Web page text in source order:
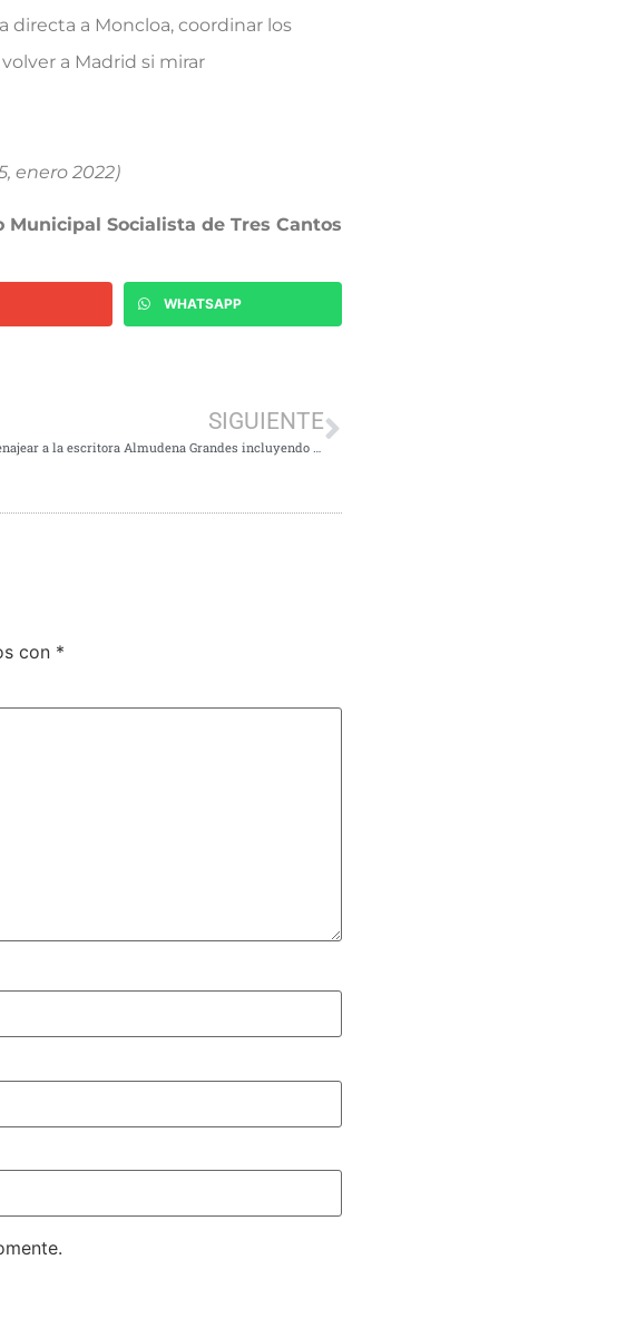
directa a Moncloa, coordinar los
a Madrid si mirar
enero 2022)
Municipal Socialista de Tres Cantos
WHATSAPP
SIGUIENTE
con *